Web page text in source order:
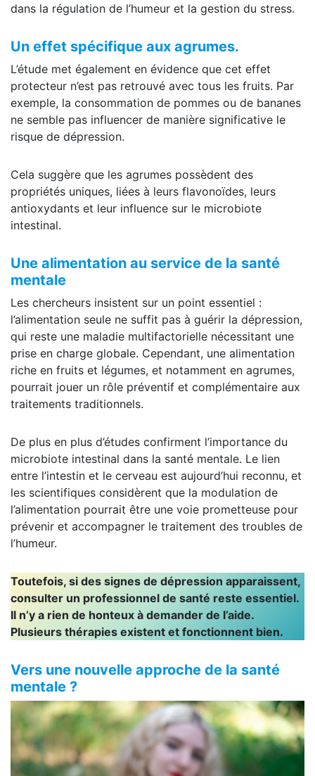
dans la régulation de l’humeur et la gestion du stress.
Un effet spécifique aux agrumes.
L’étude met également en évidence que cet effet
protecteur n’est pas retrouvé avec tous les fruits. Par
exemple, la consommation de pommes ou de bananes
ne semble pas influencer de manière significative le
risque de dépression.
Cela suggère que les agrumes possèdent des
propriétés uniques, liées à leurs flavonoïdes, leurs
antioxydants et leur influence sur le microbiote
intestinal.
Une alimentation au service de la santé
mentale
Les chercheurs insistent sur un point essentiel :
l’alimentation seule ne suffit pas à guérir la dépression,
qui reste une maladie multifactorielle nécessitant une
prise en charge globale. Cependant, une alimentation
riche en fruits et légumes, et notamment en agrumes,
pourrait jouer un rôle préventif et complémentaire aux
traitements traditionnels.
De plus en plus d’études confirment l’importance du
microbiote intestinal dans la santé mentale. Le lien
entre l’intestin et le cerveau est aujourd’hui reconnu, et
les scientifiques considèrent que la modulation de
l’alimentation pourrait être une voie prometteuse pour
prévenir et accompagner le traitement des troubles de
l’humeur.
Toutefois, si des signes de dépression apparaissent,
consulter un professionnel de santé reste essentiel.
Il n’y a rien de honteux à demander de l’aide.
Plusieurs thérapies existent et fonctionnent bien.
Vers une nouvelle approche de la santé
mentale ?